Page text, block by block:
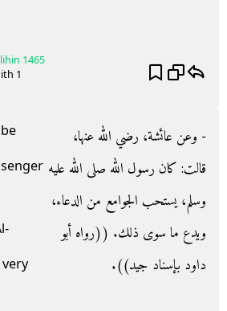
1465
1
- وعن عائشة، رضي الله عنها،
قالت‏:‏ كان رسول الله صلى الله عليه
وسلم، يستحب الجوامع من الدعاء،
ويدع ما سوى ذلك‏.‏ ‏(‏‏(‏رواه أبو
داود بإسناد جيد‏)‏‏)‏‏.‏